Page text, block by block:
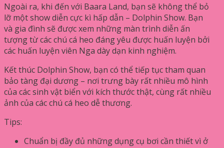
Ngoài ra, khi đến với Baara Land, bạn sẽ không thể bỏ
lỡ một show diễn cực kì hấp dẫn – Dolphin Show. Bạn
và gia đình sẽ được xem những màn trình diễn ấn
tượng từ các chú cá heo đáng yêu được huấn luyện bởi
các huấn luyện viên Nga dày dạn kinh nghiệm.
Kết thúc Dolphin Show, bạn có thể tiếp tục tham quan
bảo tàng đại dương – nơi trưng bày rất nhiều mô hình
của các sinh vật biển với kích thước thật, cùng rất nhiều
ảnh của các chú cá heo dễ thương.
Tips:
Chuẩn bị đầy đủ những dụng cụ bơi cần thiết vì ở